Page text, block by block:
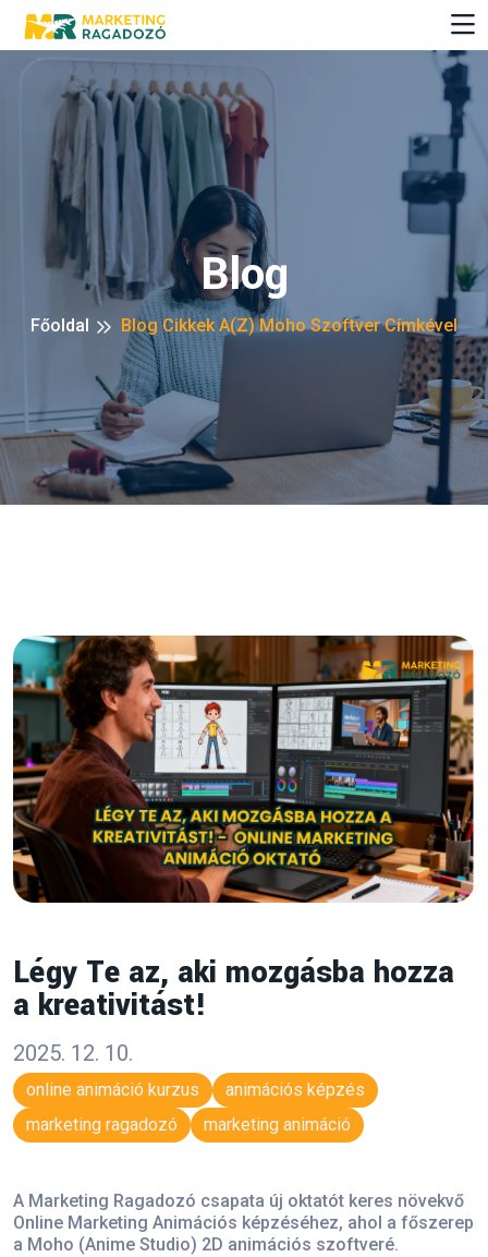
Blog
Főoldal Blog Cikkek A(z) Moho Szoftver Címkével
Légy Te az, aki mozgásba hozza
a kreativitást!
2025. 12. 10.
online animáció kurzus
animációs képzés
marketing ragadozó
marketing animáció
A Marketing Ragadozó csapata új oktatót keres növekvő
Online Marketing Animációs képzéséhez, ahol a főszerep
a Moho (Anime Studio) 2D animációs szoftveré.